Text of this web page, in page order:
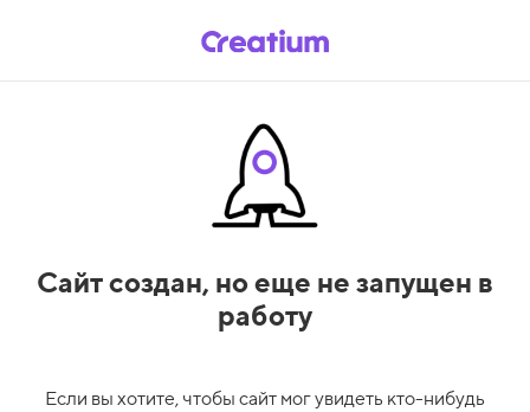
Сайт создан, но еще не запущен в
работу
Если вы хотите, чтобы сайт мог увидеть кто-нибудь